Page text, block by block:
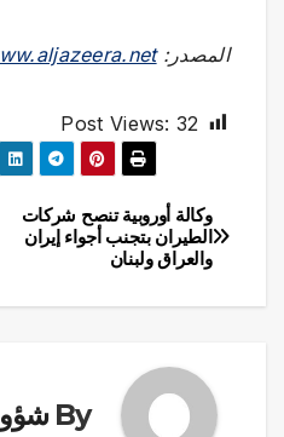
المصدر:
Post Views: 32
تصفّح
المقالات
وكالة أوروبية تنصح شركات
الطيران بتجنب أجواء إيران
والعراق ولبنان
By